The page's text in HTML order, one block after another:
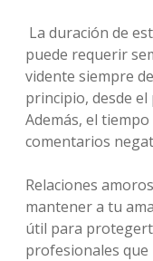
La duración de
puede requerir
vidente siempre
principio, desde
Además, el
comentarios
Relaciones
mantener a tu
útil para
profesionales